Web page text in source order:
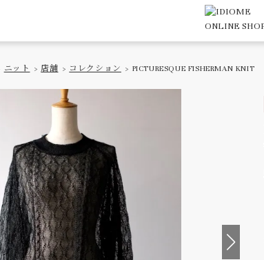
ニット > 店舗 > コレクション > PICTURESQUE FISHERMAN KNIT